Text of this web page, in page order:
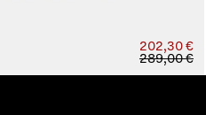
202,30 €
289,00 €